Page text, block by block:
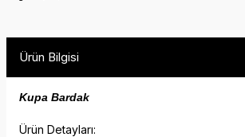
Ürün Bilgisi
Kupa Bardak
Ürün Detayları: